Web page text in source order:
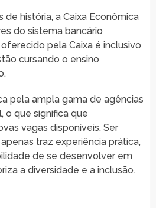
de história, a Caixa Econômica
do sistema bancário
pela Caixa é inclusivo
cursando o ensino
pela ampla gama de agências
o que significa que
vagas disponíveis. Ser
traz experiência prática,
de se desenvolver em
a diversidade e a inclusão.